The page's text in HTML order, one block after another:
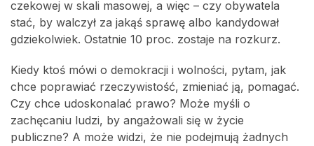
czekowej w skali masowej, a więc – czy obywatela
stać, by walczył za jakąś sprawę albo kandydował
gdziekolwiek. Ostatnie 10 proc. zostaje na rozkurz.
Kiedy ktoś mówi o demokracji i wolności, pytam, jak
chce poprawiać rzeczywistość, zmieniać ją, pomagać.
Czy chce udoskonalać prawo? Może myśli o
zachęcaniu ludzi, by angażowali się w życie
publiczne? A może widzi, że nie podejmują żadnych